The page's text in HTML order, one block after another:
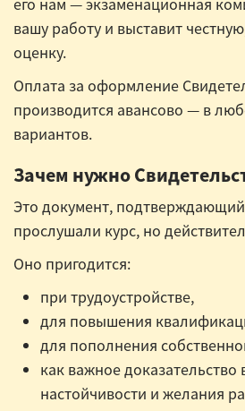
вашу работу и выставит
оценку.
Оплата за оформление
производится авансово — в
вариантов.
Зачем нужно
Это документ,
прослушали курс, но
Оно пригодится:
при трудоустройстве,
для повышения
для пополнения
как важное доказательство
настойчивости и желания